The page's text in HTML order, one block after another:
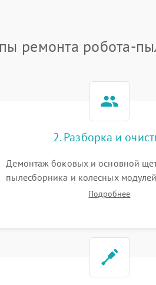
ремонта робота-
2. Разборка и
Демонтаж боковых и основной
пылесборника и колесных
корпуса робота. Тщательная
Подробнее